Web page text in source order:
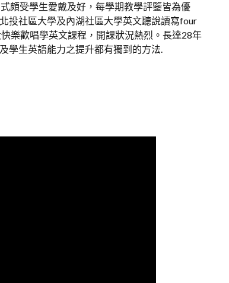
頗受學生愛戴及好，每學期教學評鑒皆為優
投社區大學及內湖社區大學英文聽說讀寫four
樂歡唱學英文課程，開課狀況熱烈。長達28年
學生英語能力之提升都有獨到的方法.